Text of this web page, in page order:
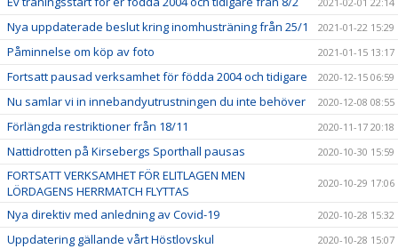
Nya uppdaterade beslut kring inomhusträning från 25/1 2021-01-22 15:29
Påminnelse om köp av foto 2021-01-15 13:17
Fortsatt pausad verksamhet för födda 2004 och tidigare 2020-12-15 06:59
Nu samlar vi in innebandyutrustningen du inte behöver 2020-12-08 08:55
Förlängda restriktioner från 18/11 2020-11-17 20:18
Nattidrotten på Kirsebergs Sporthall pausas 2020-10-30 15:59
FORTSATT VERKSAMHET FÖR ELITLAGEN MEN
LÖRDAGENS HERRMATCH FLYTTAS
2020-10-29 17:06
Nya direktiv med anledning av Covid-19 2020-10-28 15:32
Uppdatering gällande vårt Höstlovskul 2020-10-28 15:07